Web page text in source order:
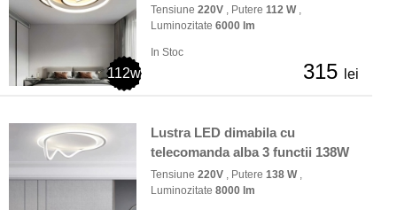
112w
Tensiune 220V , Putere 112 W,
Luminozitate 6000 lm
In Stoc
315 lei
Lustra LED dimabila cu
telecomanda alba 3 functii 138W
Tensiune 220V , Putere 138 W,
Luminozitate 8000 lm